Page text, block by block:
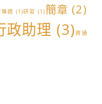
週 (1)研習 (1) 簡章 (2)
政助理 (3)資通